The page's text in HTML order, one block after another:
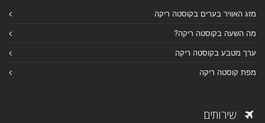
מזג האוויר בערים בקוסטה ריקה
מה השעה בקוסטה ריקה?
ערך מטבע בקוסטה ריקה
מפת קוסטה ריקה
שירותים